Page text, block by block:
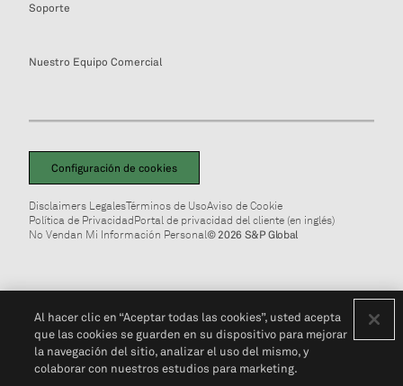
Soporte
Nuestro Equipo Comercial
Configuración de cookies
Disclaimers LegalesTérminos de UsoAviso de Cookie
Política de PrivacidadPortal de privacidad del cliente (en inglés)
No Vendan Mi Información Personal© 2026 S&P Global
Al hacer clic en “Aceptar todas las cookies”, usted acepta
que las cookies se guarden en su dispositivo para mejorar
la navegación del sitio, analizar el uso del mismo, y
colaborar con nuestros estudios para marketing.